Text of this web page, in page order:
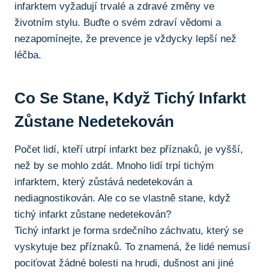
infarktem vyžadují trvalé a zdravé změny ve
⁤životním ⁢stylu. Buďte o svém ‍zdraví vědomi a‍
nezapomínejte, že prevence ‍je vždycky lepší než
léčba.
Co Se Stane, Když Tichý Infarkt
Zůstane Nedetekován
Počet lidí, kteří utrpí infarkt⁤ bez příznaků, je⁤ vyšší,
než by⁢ se mohlo zdát. ​Mnoho lidí trpí tichým​
infarktem, který ⁤zůstává nedetekován a
nediagnostikován. ⁢Ale co ⁣se ⁢vlastně stane, když
‌tichý infarkt zůstane ⁤nedetekován?
Tichý‌ infarkt je forma srdečního⁢ záchvatu, který se
vyskytuje bez příznaků. To znamená, ​že lidé nemusí
pociťovat žádné bolesti ​na hrudi, ⁤dušnost ani jiné